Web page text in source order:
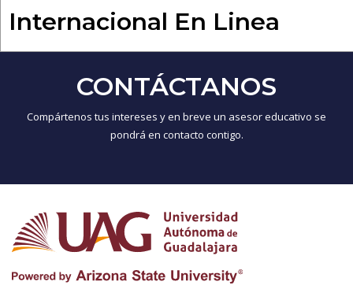
Internacional En Linea
CONTÁCTANOS
Compártenos tus intereses y en breve un asesor educativo se
pondrá en contacto contigo.